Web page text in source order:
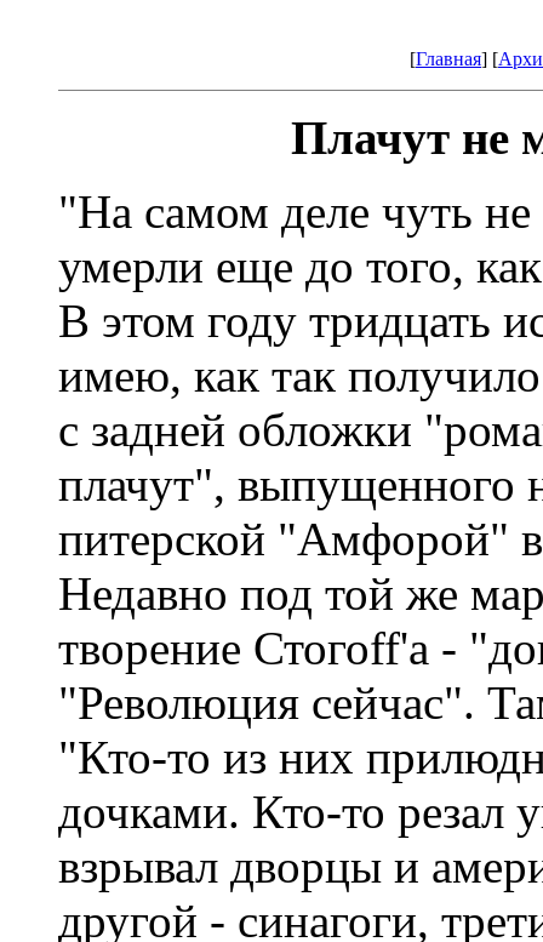
[Главная] [
Плачут не
"На самом деле чуть
умерли еще до того,
В этом году тридцать
имею, как так
с задней обложки
плачут", выпущенного
питерской "Амфорой"
Недавно под той же
творение Стогоff'а -
"Революция сейчас".
"Кто-то из них
дочками. Кто-то
взрывал дворцы и
другой - синагоги,